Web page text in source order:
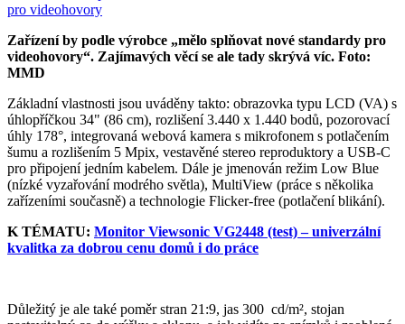
Zařízení by podle výrobce „mělo splňovat nové standardy pro
videohovory“. Zajímavých věcí se ale tady skrývá víc. Foto:
MMD
Základní vlastnosti jsou uváděny takto: obrazovka typu LCD (VA) s
úhlopříčkou 34" (86 cm), rozlišení 3.440 x 1.440 bodů, pozorovací
úhly 178°, integrovaná webová kamera s mikrofonem s potlačením
šumu a rozlišením 5 Mpix, vestavěné stereo reproduktory a USB-C
pro připojení jedním kabelem. Dále je jmenován režim Low Blue
(nízké vyzařování modrého světla), MultiView (práce s několika
zařízeními současně) a technologie Flicker-free (potlačení blikání).
K TÉMATU: Monitor Viewsonic VG2448 (test) – univerzální
kvalitka za dobrou cenu domů i do práce
Důležitý je ale také poměr stran 21:9, jas 300 cd/m², stojan